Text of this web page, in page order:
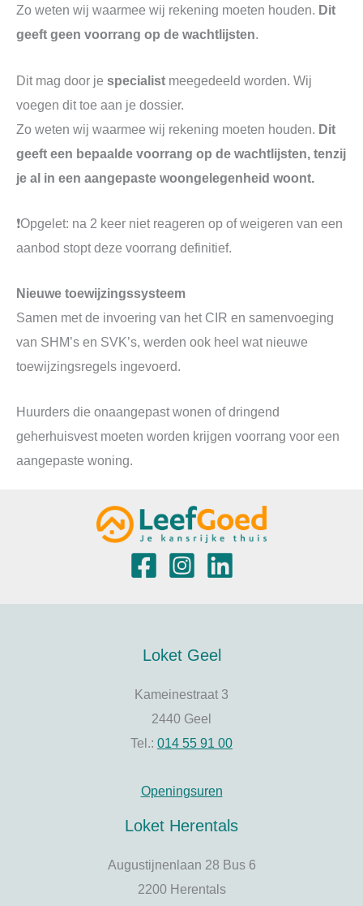
Zo weten wij waarmee wij rekening moeten houden. Dit
geeft geen voorrang op de wachtlijsten.
Dit mag door je specialist meegedeeld worden. Wij
voegen dit toe aan je dossier.
Zo weten wij waarmee wij rekening moeten houden. Dit
geeft een bepaalde voorrang op de wachtlijsten, tenzij
je al in een aangepaste woongelegenheid woont.
❗Opgelet: na 2 keer niet reageren op of weigeren van een
aanbod stopt deze voorrang definitief.
Nieuwe toewijzingssysteem
Samen met de invoering van het CIR en samenvoeging
van SHM’s en SVK’s, werden ook heel wat nieuwe
toewijzingsregels ingevoerd.
Huurders die onaangepast wonen of dringend
geherhuisvest moeten worden krijgen voorrang voor een
aangepaste woning.
Loket Geel
Kameinestraat 3
2440 Geel
Tel.: 014 55 91 00
Openingsuren
Loket Herentals
Augustijnenlaan 28 Bus 6
2200 Herentals